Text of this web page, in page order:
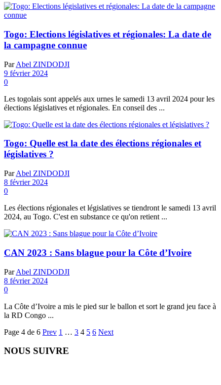
Togo: Elections législatives et régionales: La date de
la campagne connue
Par Abel ZINDODJI
9 février 2024
0
Les togolais sont appelés aux urnes le samedi 13 avril 2024 pour les
élections législatives et régionales. En conseil des ...
Togo: Quelle est la date des élections régionales et
législatives ?
Par Abel ZINDODJI
8 février 2024
0
Les élections régionales et législatives se tiendront le samedi 13 avril
2024, au Togo. C'est en substance ce qu'on retient ...
CAN 2023 : Sans blague pour la Côte d’Ivoire
Par Abel ZINDODJI
8 février 2024
0
La Côte d’Ivoire a mis le pied sur le ballon et sort le grand jeu face à
la RD Congo ...
Page 4 de 6 Prev 1 … 3 4 5 6 Next
NOUS SUIVRE